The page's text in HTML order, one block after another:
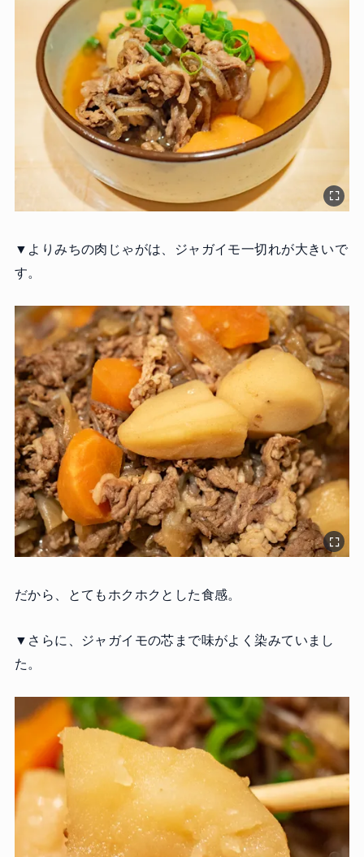
▼よりみちの肉じゃがは、ジャガイモ一切れが大きいで
す。
だから、とてもホクホクとした食感。
▼さらに、ジャガイモの芯まで味がよく染みていまし
た。